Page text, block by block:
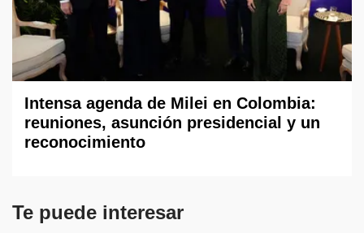
Intensa agenda de Milei en Colombia:
reuniones, asunción presidencial y un
reconocimiento
Te puede interesar